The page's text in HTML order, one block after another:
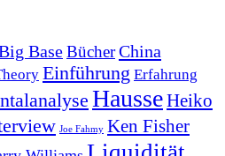
BaseBücherChina
Einführung Erfahrung
HausseHeiko
Joe Fahmy Ken Fisher